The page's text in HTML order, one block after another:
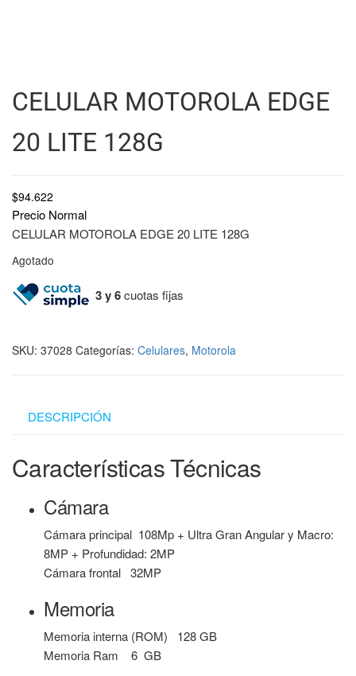
CELULAR MOTOROLA EDGE
20 LITE 128G
$94.622
Precio Normal
CELULAR MOTOROLA EDGE 20 LITE 128G
Agotado
3 y 6cuotas fijas
SKU: 37028 Categorías: Celulares, Motorola
DESCRIPCIÓN
Características Técnicas
Cámara
Cámara principal 108Mp + Ultra Gran Angular y Macro:
8MP + Profundidad: 2MP
Cámara frontal 32MP
Memoria
Memoria interna (ROM) 128 GB
Memoria Ram 6 GB